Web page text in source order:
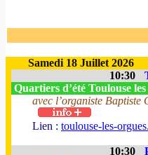
Samedi 18 Juillet 2026
10:30
Quartiers d’été Toulouse
avec l’organiste Baptiste
Lien : toulouse-les-
10:30